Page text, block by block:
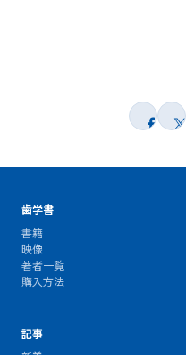
歯学書
書籍
映像
著者一覧
購入方法
記事